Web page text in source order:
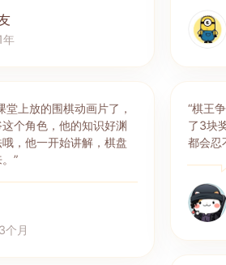
年
堂上放的围棋动画片了，
个角色，他的知识好渊
，他一开始讲解，棋盘
”
个月
“棋王
了3块
都会忍